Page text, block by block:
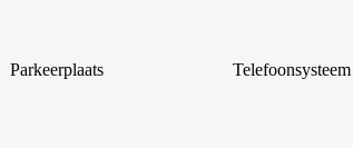
Parkeerplaats Telefoonsysteem